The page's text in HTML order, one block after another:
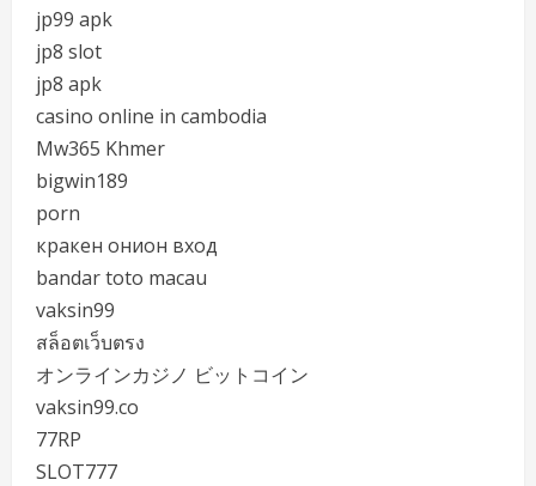
jp99 apk
jp8 slot
jp8 apk
casino online in cambodia
Mw365 Khmer
bigwin189
porn
кракен онион вход
bandar toto macau
vaksin99
สล็อตเว็บตรง
オンラインカジノ ビットコイン
vaksin99.co
77RP
SLOT777